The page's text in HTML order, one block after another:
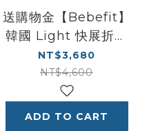
送購物金【Bebefit】
韓國 Light 快展折疊
腰凳 - 海軍藍
NT$3,680
NT$4,600
ADD TO CART